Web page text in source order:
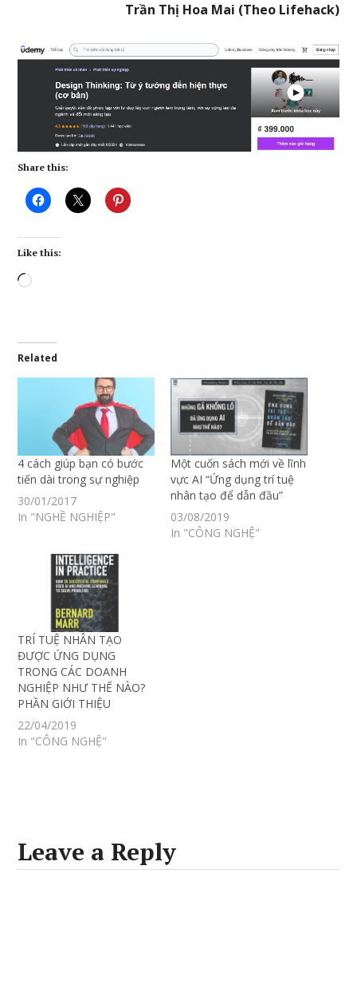
Trần Thị Hoa Mai (Theo Lifehack)
Share this:
Like this:
Loading…
Related
4 cách giúp bạn có bước
tiến dài trong sự nghiệp
30/01/2017
In "NGHỀ NGHIỆP"
Một cuốn sách mới về lĩnh
vực AI “Ứng dụng trí tuệ
nhân tạo để dẫn đầu”
03/08/2019
In "CÔNG NGHỆ"
TRÍ TUỆ NHÂN TẠO
ĐƯỢC ỨNG DỤNG
TRONG CÁC DOANH
NGHIỆP NHƯ THẾ NÀO?
PHẦN GIỚI THIỆU
22/04/2019
In "CÔNG NGHỆ"
Leave a Reply